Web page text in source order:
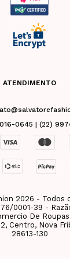
ATENDIMENTO
0645 | (22)
2026 - Todos
0001-39 -
De
Centro, Nova
28613-130